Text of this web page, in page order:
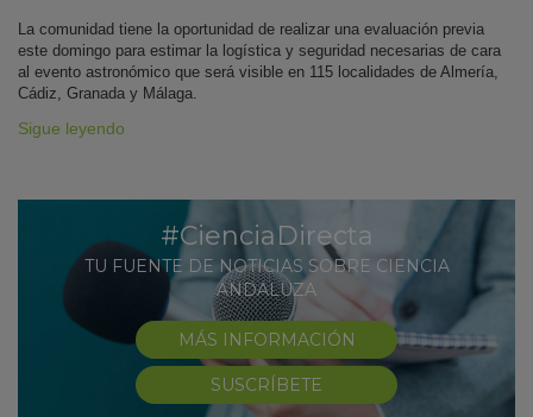
La comunidad tiene la oportunidad de realizar una evaluación previa
este domingo para estimar la logística y seguridad necesarias de cara
al evento astronómico que será visible en 115 localidades de Almería,
Cádiz, Granada y Málaga.
Sigue leyendo
#CienciaDirecta
TU FUENTE DE NOTICIAS SOBRE CIENCIA
ANDALUZA
MÁS INFORMACIÓN
SUSCRÍBETE